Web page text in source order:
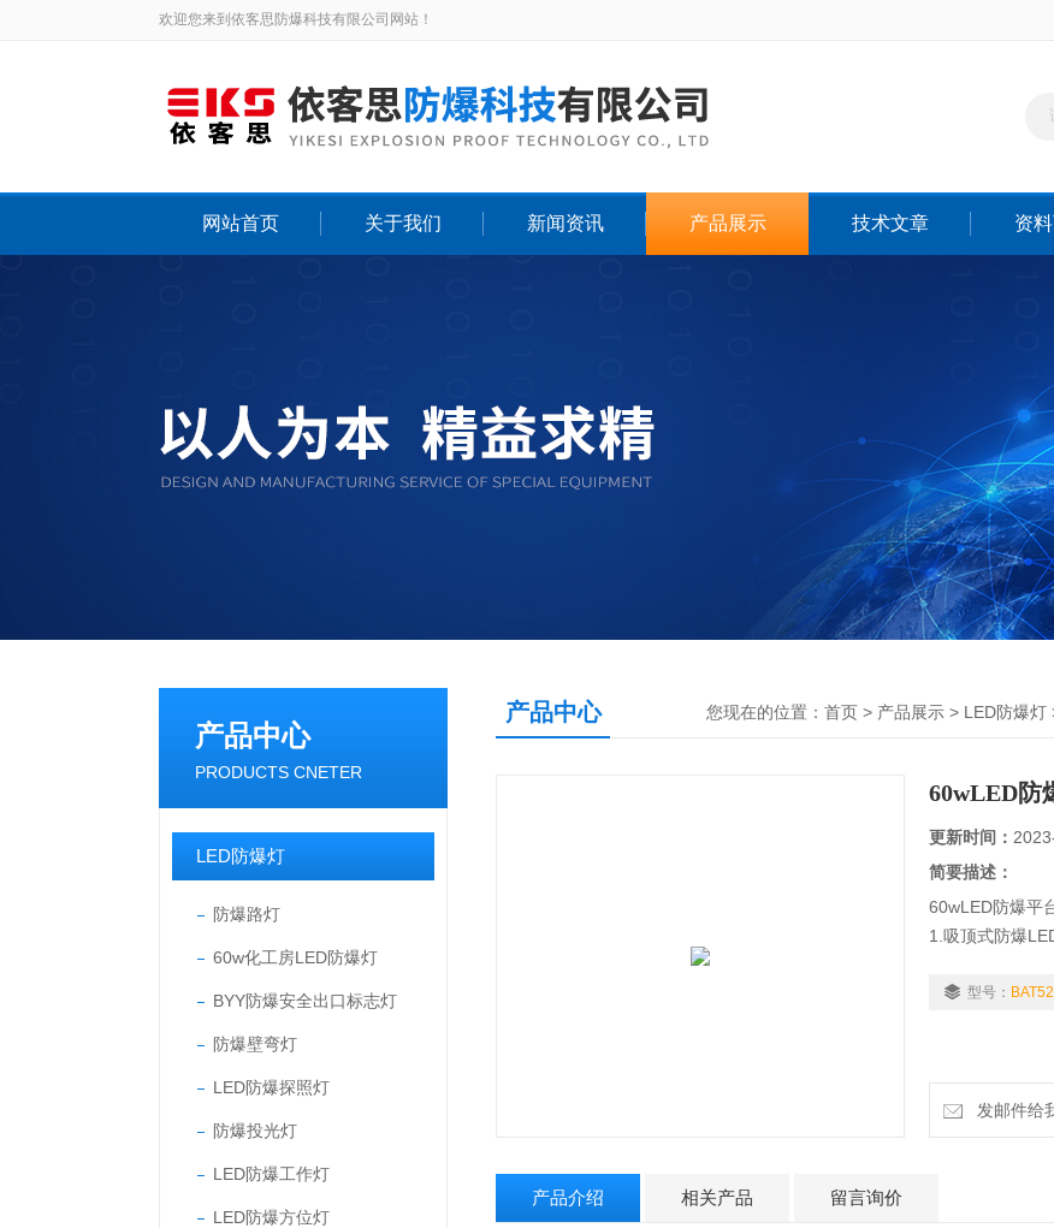
欢迎您来到依客思防爆科技有限公司网站！
网站首页 关于我们 新闻资讯 产品展示 技术文章 资
产品中心
PRODUCTS CNETER
LED防爆灯
防爆路灯
60w化工房LED防爆灯
BYY防爆安全出口标志灯
防爆壁弯灯
LED防爆探照灯
防爆投光灯
LED防爆工作灯
LED防爆方位灯
产品中心 您现在的位置： 首页 > 产品展示 > LED防爆灯
60wLED防
更新时间：
简要描述：
60wLED防爆平
1.吸顶式防爆
3.外露紧固件
型号： BAT52
发邮件给
产品介绍 相关产品 留言询价